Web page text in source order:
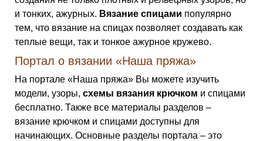
и тонких, ажурных. Вязание спицами популярно
тем, что вязание на спицах позволяет создавать как
теплые вещи, так и тонкое ажурное кружево.
Портал о вязании «Наша пряжа»
На портале «Наша пряжа» Вы можете изучить
модели, узоры, схемы вязания крючком и спицами
бесплатно. Также все материалы разделов –
вязание крючком и спицами доступны для
начинающих. Основные разделы портала – это